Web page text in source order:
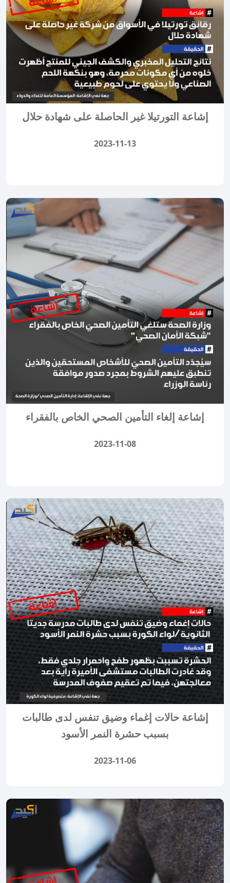
إشاعة التورتيلا غير الحاصلة على شهادة حلال
2023-11-13
إشاعة إلغاء التأمين الصحي الخاص بالفقراء
2023-11-08
إشاعة حالات إغماء وضيق تنفس لدى طالبات
بسبب حشرة النمر الأسود
2023-11-06